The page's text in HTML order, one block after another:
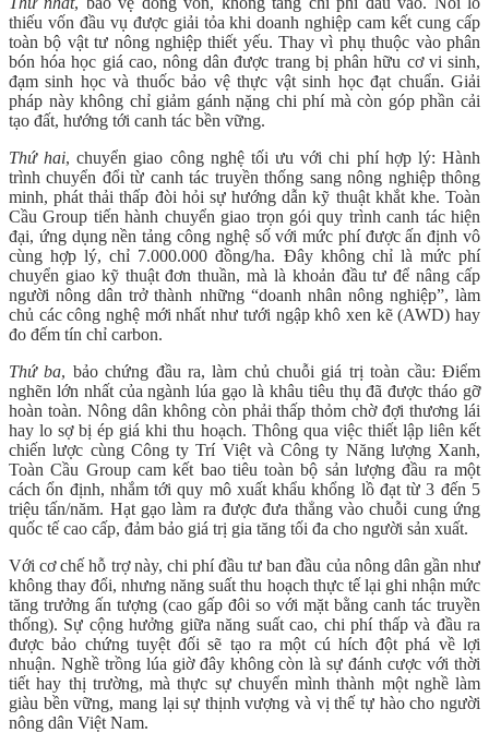
thiếu vốn đầu vụ được giải tỏa khi doanh nghiệp cam kết cung cấp
toàn bộ vật tư nông nghiệp thiết yếu. Thay vì phụ thuộc vào phân
bón hóa học giá cao, nông dân được trang bị phân hữu cơ vi sinh,
đạm sinh học và thuốc bảo vệ thực vật sinh học đạt chuẩn. Giải
pháp này không chỉ giảm gánh nặng chi phí mà còn góp phần cải
tạo đất, hướng tới canh tác bền vững.
Thứ hai, chuyển giao công nghệ tối ưu với chi phí hợp lý: Hành
trình chuyển đổi từ canh tác truyền thống sang nông nghiệp thông
minh, phát thải thấp đòi hỏi sự hướng dẫn kỹ thuật khắt khe. Toàn
Cầu Group tiến hành chuyển giao trọn gói quy trình canh tác hiện
đại, ứng dụng nền tảng công nghệ số với mức phí được ấn định vô
cùng hợp lý, chỉ 7.000.000 đồng/ha. Đây không chỉ là mức phí
chuyển giao kỹ thuật đơn thuần, mà là khoản đầu tư để nâng cấp
người nông dân trở thành những “doanh nhân nông nghiệp”, làm
chủ các công nghệ mới nhất như tưới ngập khô xen kẽ (AWD) hay
đo đếm tín chỉ carbon.
Thứ ba, bảo chứng đầu ra, làm chủ chuỗi giá trị toàn cầu: Điểm
nghẽn lớn nhất của ngành lúa gạo là khâu tiêu thụ đã được tháo gỡ
hoàn toàn. Nông dân không còn phải thấp thỏm chờ đợi thương lái
hay lo sợ bị ép giá khi thu hoạch. Thông qua việc thiết lập liên kết
chiến lược cùng Công ty Trí Việt và Công ty Năng lượng Xanh,
Toàn Cầu Group cam kết bao tiêu toàn bộ sản lượng đầu ra một
cách ổn định, nhắm tới quy mô xuất khẩu khổng lồ đạt từ 3 đến 5
triệu tấn/năm. Hạt gạo làm ra được đưa thẳng vào chuỗi cung ứng
quốc tế cao cấp, đảm bảo giá trị gia tăng tối đa cho người sản xuất.
Với cơ chế hỗ trợ này, chi phí đầu tư ban đầu của nông dân gần như
không thay đổi, nhưng năng suất thu hoạch thực tế lại ghi nhận mức
tăng trưởng ấn tượng (cao gấp đôi so với mặt bằng canh tác truyền
thống). Sự cộng hưởng giữa năng suất cao, chi phí thấp và đầu ra
được bảo chứng tuyệt đối sẽ tạo ra một cú hích đột phá về lợi
nhuận. Nghề trồng lúa giờ đây không còn là sự đánh cược với thời
tiết hay thị trường, mà thực sự chuyển mình thành một nghề làm
giàu bền vững, mang lại sự thịnh vượng và vị thế tự hào cho người
nông dân Việt Nam.